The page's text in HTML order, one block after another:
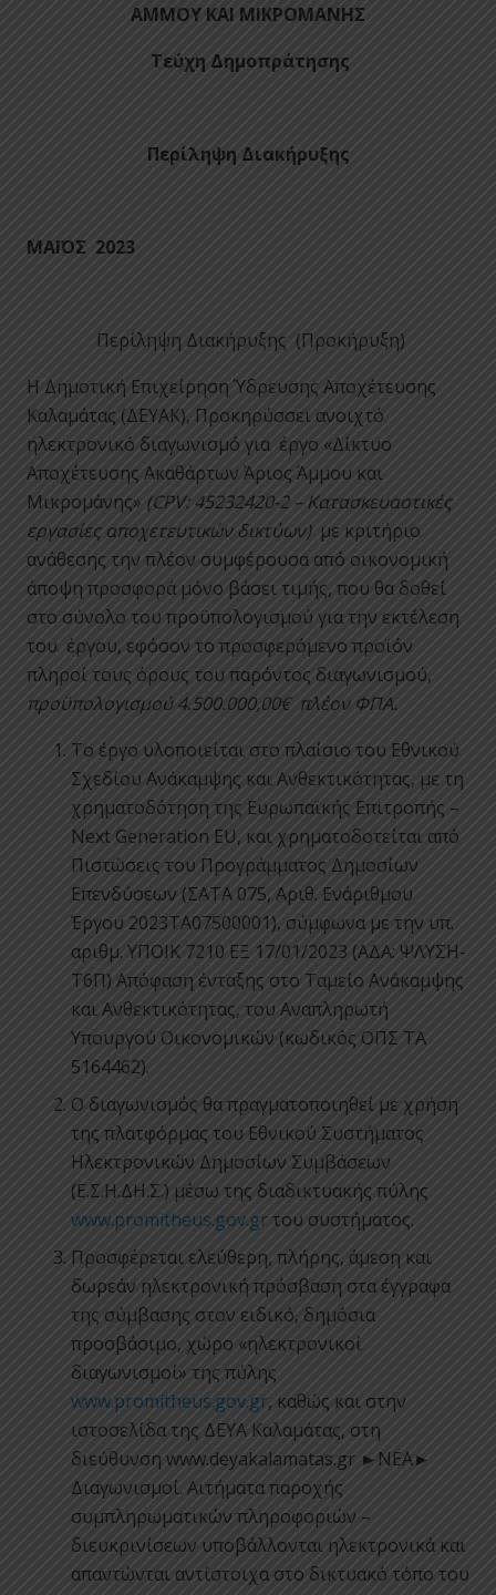
ΑΜΜΟΥ ΚΑΙ ΜΙΚΡΟΜΑΝΗΣ
Τεύχη Δημοπράτησης
Περίληψη Διακήρυξης
ΜΑΪΟΣ 2023
Περίληψη Διακήρυξης (Προκήρυξη)
Η Δημοτική Επιχείρηση Ύδρευσης Αποχέτευσης
Καλαμάτας (ΔΕΥΑΚ), Προκηρύσσει ανοιχτό
ηλεκτρονικό διαγωνισμό για έργο «Δίκτυο
Αποχέτευσης Ακαθάρτων Άριος Άμμου και
Μικρομάνης» (CPV:45232420-2 –Κατασκευαστικές
εργασίες αποχετευτικών δικτύων)με κριτήριο
ανάθεσης την πλέον συμφέρουσα από οικονομική
άποψη προσφορά μόνο βάσει τιμής, που θα δοθεί
στο σύνολο του προϋπολογισμού για την εκτέλεση
του έργου, εφόσον το προσφερόμενο προϊόν
πληροί τους όρους του παρόντος διαγωνισμού,
προϋπολογισμού 4.500.000,00€ πλέον ΦΠΑ.
Το έργο υλοποιείται στο πλαίσιο του Εθνικού
Σχεδίου Ανάκαμψης και Ανθεκτικότητας, με τη
χρηματοδότηση της Ευρωπαϊκής Επιτροπής –
Next Generation EU, και χρηματοδοτείται από
Πιστώσεις του Προγράμματος Δημοσίων
Επενδύσεων (ΣΑΤΑ 075, Αριθ. Ενάριθμου
Έργου 2023ΤΑ07500001), σύμφωνα με την υπ.
αριθμ. ΥΠΟΙΚ 7210 ΕΞ 17/01/2023 (ΑΔΑ: ΨΛΥΣΗ-
Τ6Π) Απόφαση ένταξης στο Ταμείο Ανάκαμψης
και Ανθεκτικότητας, του Αναπληρωτή
Υπουργού Οικονομικών (κωδικός ΟΠΣ ΤΑ
5164462).
Ο διαγωνισμός θα πραγματοποιηθεί με χρήση
της πλατφόρμας του Εθνικού Συστήματος
Ηλεκτρονικών Δημοσίων Συμβάσεων
(Ε.Σ.Η.ΔΗ.Σ.) μέσω της διαδικτυακής πύλης
www.promitheus.gov.grτου συστήματος.
Προσφέρεται ελεύθερη, πλήρης, άμεση και
δωρεάν ηλεκτρονική πρόσβαση στα έγγραφα
της σύμβασης στον ειδικό, δημόσια
προσβάσιμο, χώρο «ηλεκτρονικοί
διαγωνισμοί» της πύλης
www.promitheus.gov.gr, καθώς και στην
ιστοσελίδα της ΔΕΥΑ Καλαμάτας, στη
διεύθυνση www.deyakalamatas.gr ►ΝΕΑ►
Διαγωνισμοί. Αιτήματα παροχής
συμπληρωματικών πληροφοριών –
διευκρινίσεων υποβάλλονται ηλεκτρονικά και
απαντώνται αντίστοιχα στο δικτυακό τόπο του